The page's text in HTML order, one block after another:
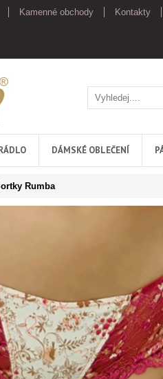
Kamenné obchody
Kontakty
DÁMSKÉ OBLEČENÍ
Rumba